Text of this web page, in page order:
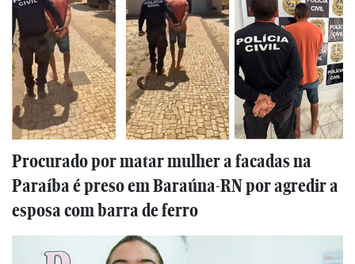
Procurado por matar mulher a facadas na
Paraíba é preso em Baraúna-RN por agredir a
esposa com barra de ferro